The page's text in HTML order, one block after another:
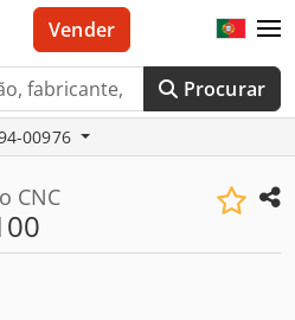
Procurar
Vender
00976
CNC